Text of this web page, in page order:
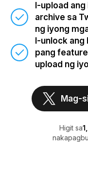
I-upload
archive sa
ng iyong
I-unlock
pang
upload ng
Mag-
Higit sa